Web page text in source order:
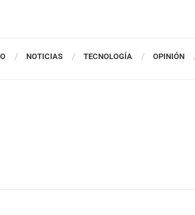
NOTICIAS TECNOLOGÍA OPINIÓN